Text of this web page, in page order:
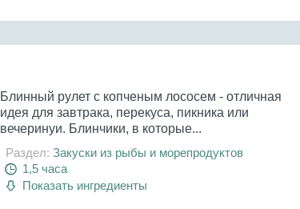
Блинный рулет с копченым лососем - отличная
идея для завтрака, перекуса, пикника или
вечеринуи. Блинчики, в которые...
Раздел: Закуски из рыбы и морепродуктов
1,5 часа
Показать ингредиенты